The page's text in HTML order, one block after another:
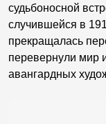
судьбоносной
случившейся в
прекращалась
перевернули мир
авангардных